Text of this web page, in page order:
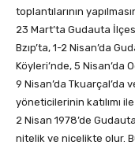
toplantılarının
23 Mart’ta Gudauta
Bzıp’ta, 1-2 Nisan’da
Köyleri’nde, 5 Nisan’da
9 Nisan’da Tkuarçal’da
yöneticilerinin katılımı
2 Nisan 1978’de
nitelik ve nicelikte olur.